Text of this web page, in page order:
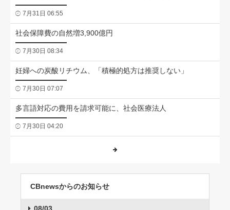
7月31日 06:55
社会保障費の自然増3,900億円
7月30日 08:34
妊婦への炭酸リチウム、「積極的処方は推奨しない」
7月30日 07:07
多言語対応の費用を請求可能に、社会医療法人
7月30日 04:20
CBnewsからのお知らせ